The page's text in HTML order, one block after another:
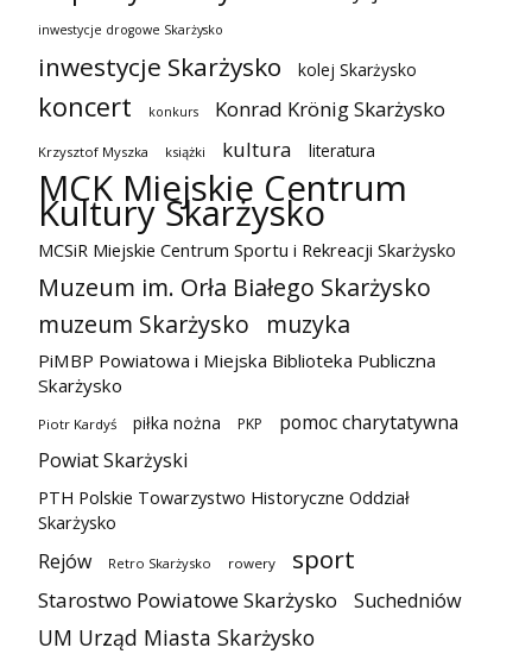
inwestycje drogowe Skarżysko
inwestycje Skarżysko kolej Skarżysko
koncert konkurs Konrad Krönig Skarżysko
Krzysztof Myszka książki kultura literatura
MCK Miejskie Centrum
Kultury Skarżysko
MCSiR Miejskie Centrum Sportu i Rekreacji Skarżysko
Muzeum im. Orła Białego Skarżysko
muzeum Skarżysko
muzyka
PiMBP Powiatowa i Miejska Biblioteka Publiczna
Skarżysko
Piotr Kardyś piłka nożna PKP
pomoc charytatywna
Powiat Skarżyski
PTH Polskie Towarzystwo Historyczne Oddział
Skarżysko
Rejów Retro Skarżysko rowery sport
Starostwo Powiatowe Skarżysko Suchedniów
UM Urząd Miasta Skarżysko